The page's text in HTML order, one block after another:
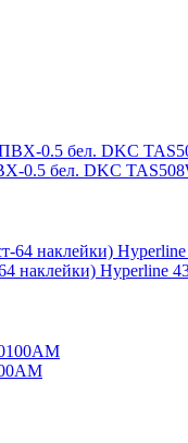
0.5 бел. DKC
наклейки) Hyperline